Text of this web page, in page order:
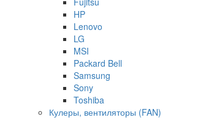
HP
Lenovo
LG
MSI
Packard Bell
Samsung
Sony
Toshiba
Кулеры, вентиляторы (FAN)